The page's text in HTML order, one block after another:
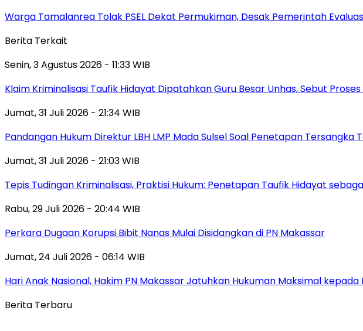
Warga Tamalanrea Tolak PSEL Dekat Permukiman, Desak Pemerintah
Berita Terkait
Senin, 3 Agustus 2026 - 11:33 WIB
Klaim Kriminalisasi Taufik Hidayat Dipatahkan Guru Besar Unhas, Sebut
Jumat, 31 Juli 2026 - 21:34 WIB
Pandangan Hukum Direktur LBH LMP Mada Sulsel Soal Penetapan Tersangka
Jumat, 31 Juli 2026 - 21:03 WIB
Tepis Tudingan Kriminalisasi, Praktisi Hukum: Penetapan Taufik Hidayat
Rabu, 29 Juli 2026 - 20:44 WIB
Perkara Dugaan Korupsi Bibit Nanas Mulai Disidangkan di PN Makassar
Jumat, 24 Juli 2026 - 06:14 WIB
Hari Anak Nasional, Hakim PN Makassar Jatuhkan Hukuman Maksimal
Berita Terbaru